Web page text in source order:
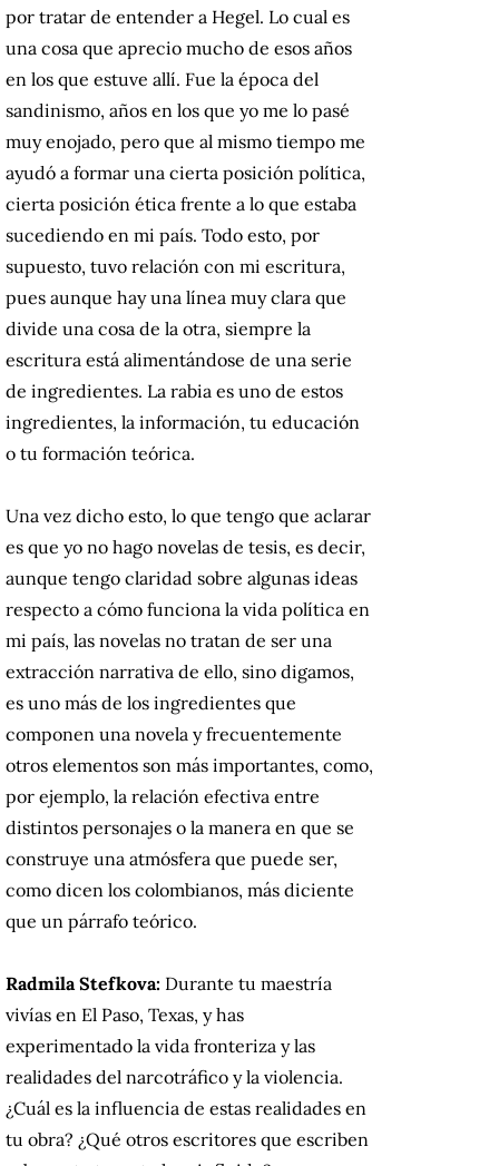
por tratar de entender a Hegel. Lo cual es
una cosa que aprecio mucho de esos años
en los que estuve allí. Fue la época del
sandinismo, años en los que yo me lo pasé
muy enojado, pero que al mismo tiempo me
ayudó a formar una cierta posición política,
cierta posición ética frente a lo que estaba
sucediendo en mi país. Todo esto, por
supuesto, tuvo relación con mi escritura,
pues aunque hay una línea muy clara que
divide una cosa de la otra, siempre la
escritura está alimentándose de una serie
de ingredientes. La rabia es uno de estos
ingredientes, la información, tu educación
o tu formación teórica.
Una vez dicho esto, lo que tengo que aclarar
es que yo no hago novelas de tesis, es decir,
aunque tengo claridad sobre algunas ideas
respecto a cómo funciona la vida política en
mi país, las novelas no tratan de ser una
extracción narrativa de ello, sino digamos,
es uno más de los ingredientes que
componen una novela y frecuentemente
otros elementos son más importantes, como,
por ejemplo, la relación efectiva entre
distintos personajes o la manera en que se
construye una atmósfera que puede ser,
como dicen los colombianos, más diciente
que un párrafo teórico.
Radmila Stefkova: Durante tu maestría
vivías en El Paso, Texas, y has
experimentado la vida fronteriza y las
realidades del narcotráfico y la violencia.
¿Cuál es la influencia de estas realidades en
tu obra? ¿Qué otros escritores que escriben